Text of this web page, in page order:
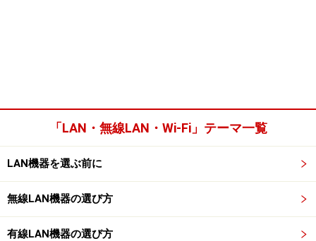
「LAN・無線LAN・Wi-Fi」テーマ一覧
LAN機器を選ぶ前に
無線LAN機器の選び方
有線LAN機器の選び方